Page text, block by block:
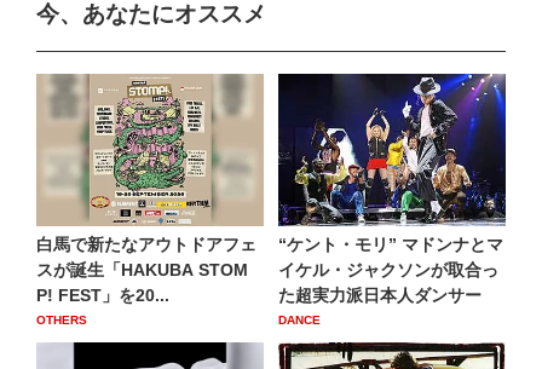
今、あなたにオススメ
白馬で新たなアウトドアフェ
スが誕生「HAKUBA STOM
P! FEST」を20...
OTHERS
“ケント・モリ” マドンナとマ
イケル・ジャクソンが取合っ
た超実力派日本人ダンサー
DANCE